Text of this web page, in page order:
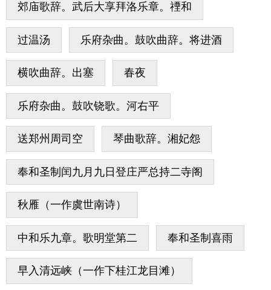
郊庙歌辞。武后大享拜洛乐章。禋和
过温汤 乐府杂曲。鼓吹曲辞。将进酒
横吹曲辞。出塞 春夜
乐府杂曲。鼓吹铙歌。河右平
送郑州周司空 琴曲歌辞。湘妃怨
奉和圣制闰九月九日登庄严总持二寺阁
秋雁（一作虞世南诗）
中和乐九章。歌明堂第二 奉和圣制喜雨
早入清远峡（一作下桂江龙目滩）